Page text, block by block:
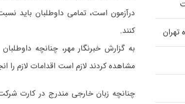
درآزمون است، تمامی داوطلبان باید
کنند.
به گزارش خبرنگار مهر، چنانچه
مشاهده کردند لازم است اقدامات لازم را
چنانچه‌ زبان‌ خارجی‌ مندرج‌ در کارت‌
تهران